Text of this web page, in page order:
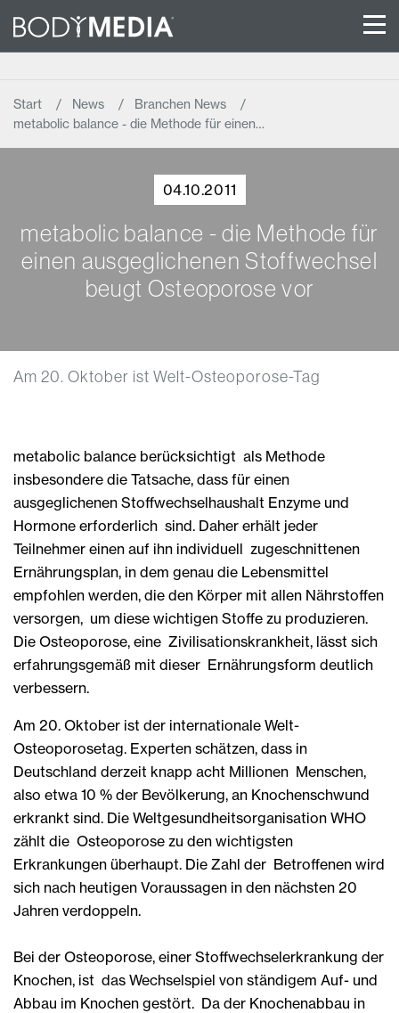
Start News
Branchen News
metabolic balance - die Methode für einen…
04.10.2011
metabolic balance - die Methode für
einen ausgeglichenen Stoffwechsel
beugt Osteoporose vor
Am 20. Oktober ist Welt-Osteoporose-Tag
metabolic balance berücksichtigt als Methode
insbesondere die Tatsache, dass für einen
ausgeglichenen Stoffwechselhaushalt Enzyme und
Hormone erforderlich sind. Daher erhält jeder
Teilnehmer einen auf ihn individuell zugeschnittenen
Ernährungsplan, in dem genau die Lebensmittel
empfohlen werden, die den Körper mit allen Nährstoffen
versorgen, um diese wichtigen Stoffe zu produzieren.
Die Osteoporose, eine Zivilisationskrankheit, lässt sich
erfahrungsgemäß mit dieser Ernährungsform deutlich
verbessern.
Am 20. Oktober ist der internationale Welt-
Osteoporosetag. Experten schätzen, dass in
Deutschland derzeit knapp acht Millionen Menschen,
also etwa 10 % der Bevölkerung, an Knochenschwund
erkrankt sind. Die Weltgesundheitsorganisation WHO
zählt die Osteoporose zu den wichtigsten
Erkrankungen überhaupt. Die Zahl der Betroffenen wird
sich nach heutigen Voraussagen in den nächsten 20
Jahren verdoppeln.
Bei der Osteoporose, einer Stoffwechselerkrankung der
Knochen, ist das Wechselspiel von ständigem Auf- und
Abbau im Knochen gestört. Da der Knochenabbau in